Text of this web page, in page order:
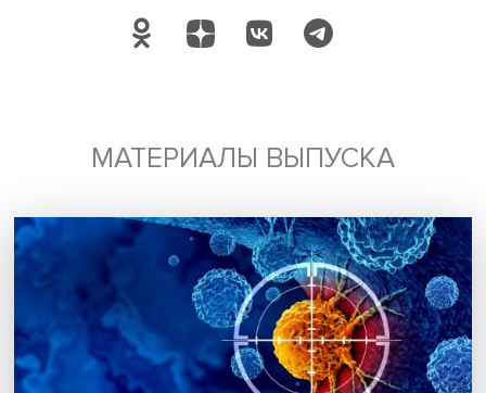
HR-сообщества, университетов, а также отраслевых
ассоциаций и объединений. Организатором
кадрового форума выступает Министерство труда и
Дата публикации: 04.12.2025
Поделиться